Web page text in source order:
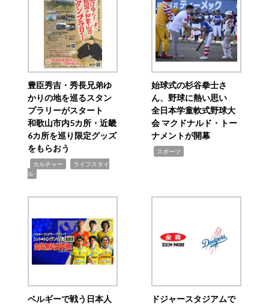
豊臣秀吉・秀長兄弟ゆ
かりの地を巡るスタン
プラリーがスタート
和歌山市内5カ所・近畿
6カ所を巡り限定グッズ
をもらおう
カルチャー
ライフスタイ
ル
始球式の杉谷拳士さ
ん、野球に熱い思い
全日本学童軟式野球大
会 マクドナルド・トー
ナメントが開幕
スポーツ
ベルギーで戦う日本人
ドジャースタジアムで